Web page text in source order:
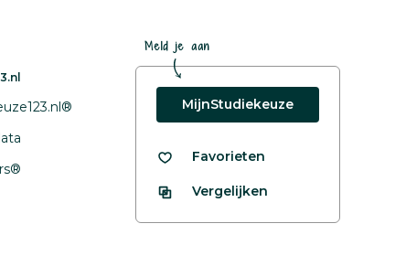
Meld je aan
MijnStudiekeuze
Favorieten
Vergelijken